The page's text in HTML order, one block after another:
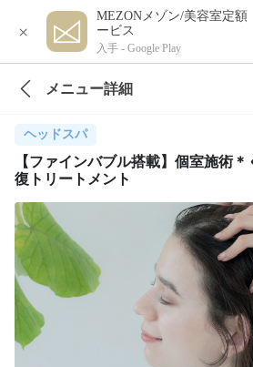
×
MEZONメゾン/美容室定額
ービス
入手 - Google Play
メニュー詳細
ヘッドスパ
【ファインバブル搭載】個室施術
復トリートメント